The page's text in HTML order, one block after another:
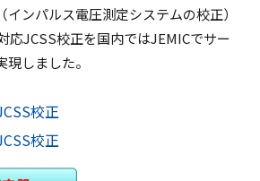
インパルス電圧測定システムの校正）
応JCSS校正を国内ではJEMICでサー
しました。
校正
校正